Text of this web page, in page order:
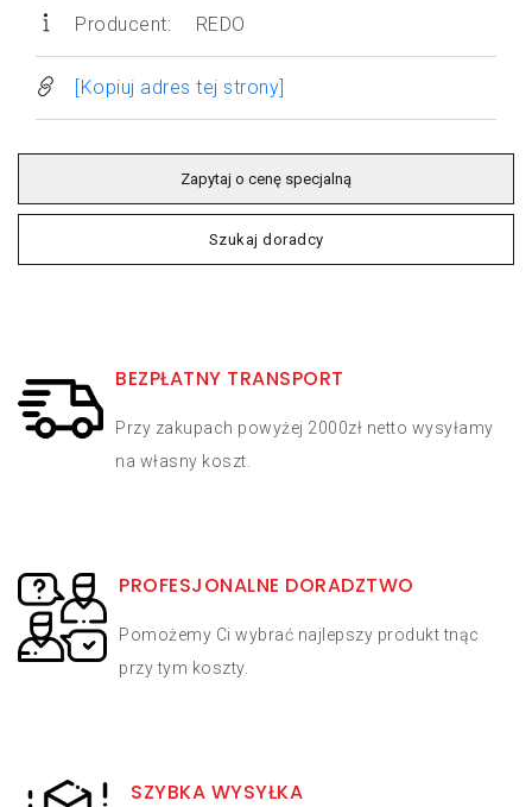
Producent: REDO
[Kopiuj adres tej strony]
Zapytaj o cenę specjalną
Szukaj doradcy
BEZPŁATNY TRANSPORT
Przy zakupach powyżej 2000zł netto wysyłamy
na własny koszt.
PROFESJONALNE DORADZTWO
Pomożemy Ci wybrać najlepszy produkt tnąc
przy tym koszty.
SZYBKA WYSYŁKA